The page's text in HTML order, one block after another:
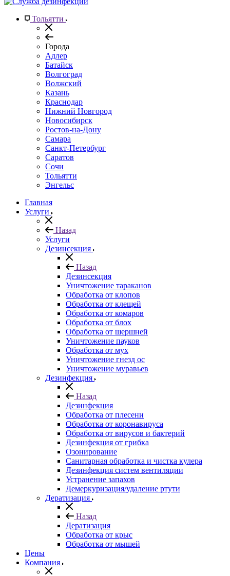
Тольятти
Города
Адлер
Батайск
Волгоград
Волжский
Казань
Краснодар
Нижний Новгород
Новосибирск
Ростов-на-Дону
Самара
Санкт-Петербург
Саратов
Сочи
Тольятти
Энгельс
Главная
Услуги
Назад
Услуги
Дезинсекция
Назад
Дезинсекция
Уничтожение тараканов
Обработка от клопов
Обработка от клещей
Обработка от комаров
Обработка от блох
Обработка от шершней
Уничтожение пауков
Обработка от мух
Уничтожение гнезд ос
Уничтожение муравьев
Дезинфекция
Назад
Дезинфекция
Обработка от плесени
Обработка от коронавируса
Обработка от вирусов и бактерий
Дезинфекция от грибка
Озонирование
Санитарная обработка и чистка кулера
Дезинфекция систем вентиляции
Устранение запахов
Демеркуризация/удаление ртути
Дератизация
Назад
Дератизация
Обработка от крыс
Обработка от мышей
Цены
Компания